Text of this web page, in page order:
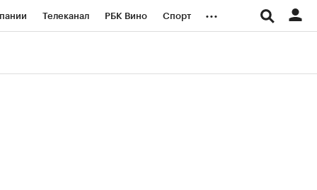
Телеканал РБК Вино Спорт ...